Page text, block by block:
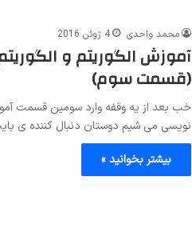
محمد واحدی 4 ژوئن 2016
آموزش الگوریتم و
(قسمت سوم)
خب بعد از یه وقفه وارد سومین قسمت
نویسی می شیم دوستان دنبال کننده ی
بیشتر بخوانید »